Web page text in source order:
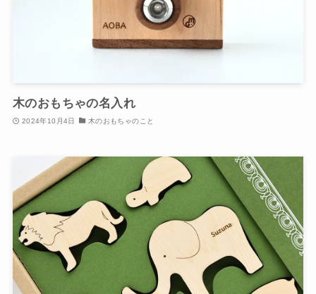
木のおもちゃの名入れ
2024年10月4日 木のおもちゃのこと